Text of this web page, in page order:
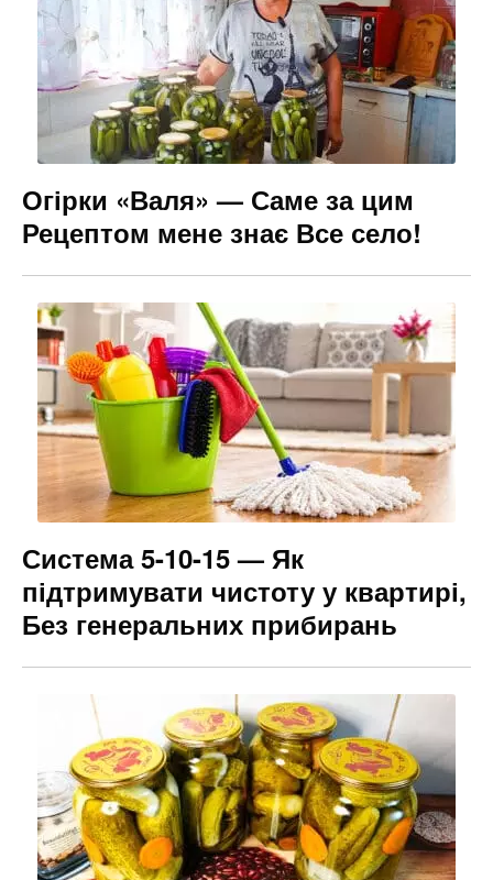
Огірки «Валя» — Саме за цим
Рецептом мене знає Все село!
Система 5-10-15 — Як
підтримувати чистоту у квартирі,
Без генеральних прибирань